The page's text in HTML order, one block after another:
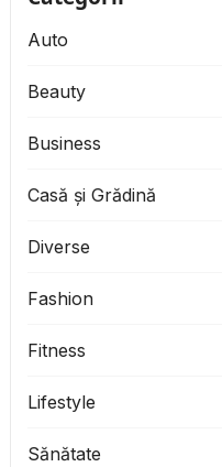
Auto
Beauty
Business
Casă și Grădină
Diverse
Fashion
Fitness
Lifestyle
Sănătate